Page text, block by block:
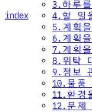
3.하루
4.할 일
5.계획
6.계획
7.계획
8.위탁
9.정보
10.물품
11.환경
12.문제
index